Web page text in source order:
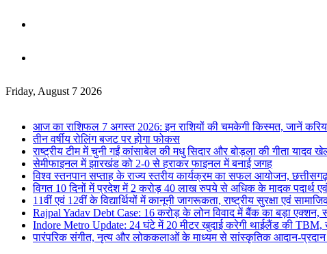
for
Friday, August 7 2026
आज का राशिफल 7 अगस्त 2026: इन राशियों की चमकेगी किस्मत, जानें
तीन वर्षीय रोलिंग बजट पर होगा फोकस
राष्ट्रीय टीम में चुनी गईं कांसाबेल की मधु सिदार और बोड़ला की गीता यादव
सेमीफाइनल में झारखंड को 2-0 से हराकर फाइनल में बनाई जगह
विश्व स्तनपान सप्ताह के राज्य स्तरीय कार्यक्रम का सफल आयोजन,
विगत 10 दिनों में प्रदेश में 2 करोड़ 40 लाख रुपये से अधिक के मादक पदार्थ
11वीं एवं 12वीं के विद्यार्थियों में कानूनी जागरूकता, राष्ट्रीय सुरक्षा एवं
Rajpal Yadav Debt Case: 16 करोड़ के लोन विवाद में बैंक का बड़ा एक्शन,
Indore Metro Update: 24 घंटे में 20 मीटर खुदाई करेगी थाईलैंड की TBM,
पारंपरिक संगीत, नृत्य और लोककलाओं के माध्यम से सांस्कृतिक आदान-प्रदान